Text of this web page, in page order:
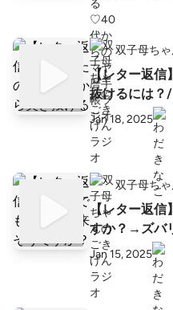
双子母ち
【レター返信
抜けるには？
Jan 18, 2025
双子母ち
【レター返信
すか？→ズバ
Jan 15, 2025